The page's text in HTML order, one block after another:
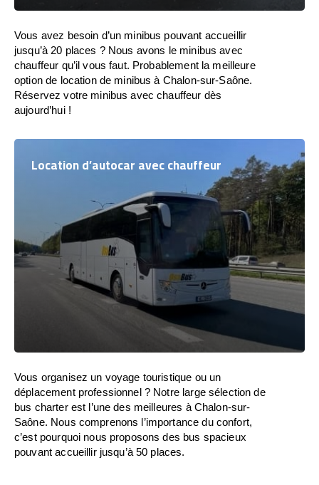
Vous avez besoin d’un minibus pouvant accueillir
jusqu’à 20 places ? Nous avons le minibus avec
chauffeur qu’il vous faut. Probablement la meilleure
option de location de minibus à Chalon-sur-Saône.
Réservez votre minibus avec chauffeur dès
aujourd’hui !
Location d’autocar avec chauffeur
Vous organisez un voyage touristique ou un
déplacement professionnel ? Notre large sélection de
bus charter est l’une des meilleures à Chalon-sur-
Saône. Nous comprenons l’importance du confort,
c’est pourquoi nous proposons des bus spacieux
pouvant accueillir jusqu’à 50 places.